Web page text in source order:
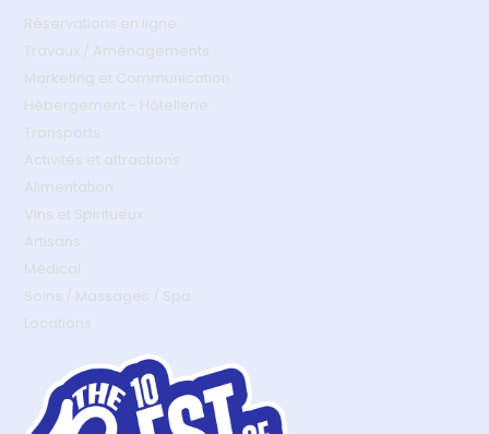
Réservations en ligne
Travaux / Aménagements
Marketing et Communication
Hébergement - Hôtellerie
Transports
Activités et attractions
Alimentation
Vins et Spiritueux
Artisans
Médical
Soins / Massages / Spa
Locations